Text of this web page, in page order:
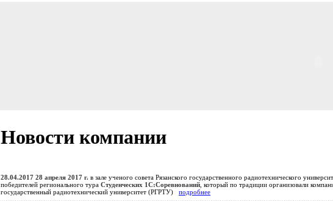
Новости компании
28.04.2017 28 апреля 2017 г. в зале ученого совета Рязанского государственного радиотехнического
победителей регионального тура Студенческих 1С:Соревнований, который по традиции организовали
государственный радиотехнический университет (РГРТУ) подробнее